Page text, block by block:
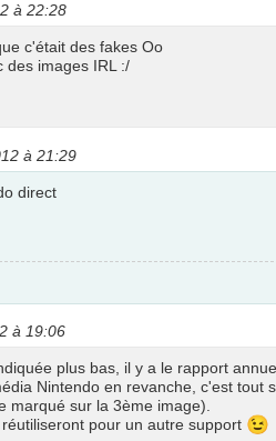
à 22:28
c'était des fakes Oo
des images IRL :/
à 21:29
direct
à 19:06
plus bas, il y a le rapport
Nintendo en revanche, c'est tout
marqué sur la 3ème image).
pour un autre support 😉